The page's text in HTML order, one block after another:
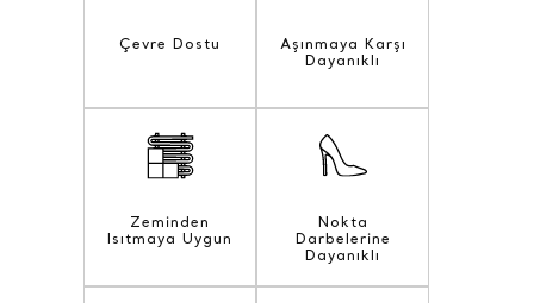
Çevre Dostu
Aşınmaya Karşı
Dayanıklı
Zeminden
Isıtmaya Uygun
Nokta
Darbelerine
Dayanıklı